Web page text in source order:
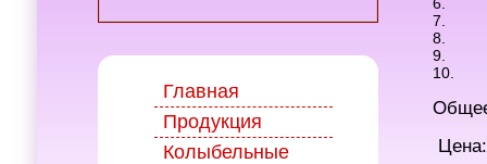
Главная
Продукция
Колыбельные
7.
8.
9.
10.